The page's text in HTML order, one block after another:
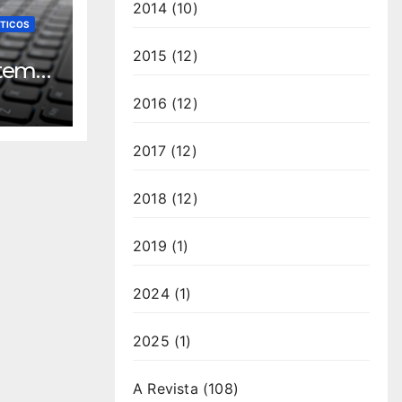
2014(10)
2015 (12)
2016 (12)
2017(12)
2018 (12)
2019 (1)
2024(1)
2025 (1)
A Revista (108)